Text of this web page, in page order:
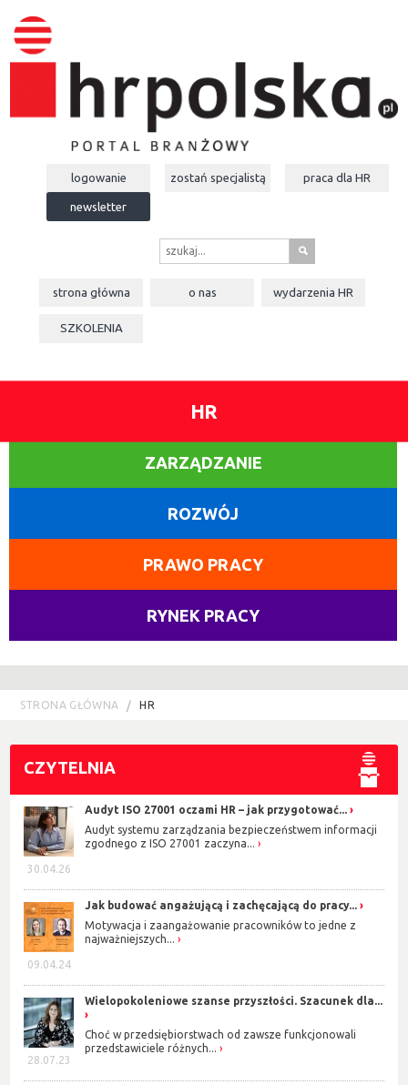
logowanie zostań specjalistą praca dla HR
newsletter
s
strona główna o nas wydarzeniaHR
SZKOLENIA
HR
ZARZĄDZANIE
ROZWÓJ
PRAWO PRACY
RYNEK PRACY
STRONA GŁÓWNA HR
CZYTELNIA
30.04.26
Audyt ISO 27001 oczami HR – jak przygotować...
Audyt systemu zarządzania bezpieczeństwem informacji
zgodnego z ISO 27001 zaczyna...
09.04.24
Jak budować angażującą i zachęcającą do pracy...
Motywacja i zaangażowanie pracowników to jedne z
najważniejszych...
28.07.23
Wielopokoleniowe szanse przyszłości. Szacunek dla...
Choć w przedsiębiorstwach od zawsze funkcjonowali
przedstawiciele różnych...